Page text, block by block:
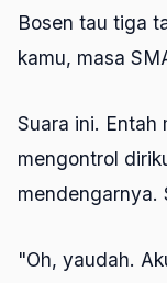
Bosen tau tiga
kamu, masa
Suara ini. Entah
mengontrol
mendengarnya.
"Oh, yaudah.